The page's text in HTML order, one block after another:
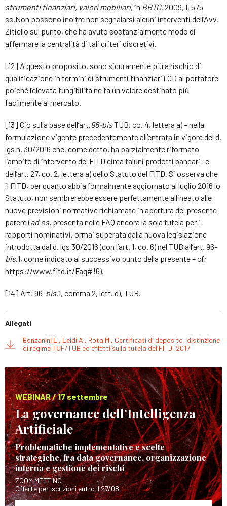
strumenti finanziari, valori mobiliari, in BBTC, 2009, I, 575
ss.Non possono inoltre non segnalarsi alcuni interventi dell’Avv.
Zitiello sul punto, che ha avuto sostanzialmente modo di
affermare la centralità di tali criteri discretivi.
[12] A questo proposito, sono sicuramente più a rischio di
qualificazione in termini di strumenti finanziari i CD al portatore
poiché l’elevata fungibilità ne fa un valore destinato più
facilmente al mercato.
[13] Ciò sulla base dell’art.96-bisTUB, co. 4, lettera a) – nella
formulazione vigente precedentemente all’entrata in vigore del d.
lgs n. 30/2016 che, come detto, ha parzialmente riformato
l’ambito di intervento del FITD circa taluni prodotti bancari– e
dell’art. 27, co. 2, lettera a) dello Statuto del FITD. Si osserva che
il FITD, per quanto abbia formalmente aggiornato al luglio 2016 lo
Statuto, non sembrerebbe essere perfettamente allineato alle
nuove previsioni normative richiamate in apertura del presente
parere (ad es. presenta nelle FAQ ancora la sola tutela per i
rapporti nominativi, ormai superata dalla nuova legislazione
introdotta dal d. lgs 30/2016 (con l’art. 1, co. 6) nel TUB all’art. 96-
bis.1, come indicato al successivo punto della presente – cfr
https://www.fitd.it/Faq#!6).
[14] Art. 96-bis.1, comma 2, lett. d), TUB.
Allegati
Bonzanini L., Leidi A., Rota M., Certificati di deposito: distinzione
di regime TUF/TUB ed effetti sulla tutela del FITD, 2017
WEBINAR / 17 settembre
La governance dell’Intelligenza
Artificiale
Problematiche implementative e scelte
strategiche, fra data governance, organizzazione
interna e gestione dei rischi
ZOOM MEETING
Offerte per iscrizioni entro il 27/08